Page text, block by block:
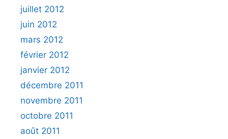
juillet 2012
juin 2012
mars 2012
février 2012
janvier 2012
décembre 2011
novembre 2011
octobre 2011
août 2011